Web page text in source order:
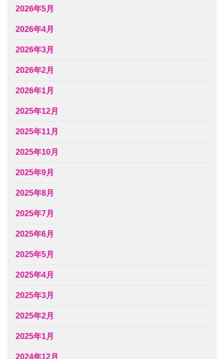
2026年5月
2026年4月
2026年3月
2026年2月
2026年1月
2025年12月
2025年11月
2025年10月
2025年9月
2025年8月
2025年7月
2025年6月
2025年5月
2025年4月
2025年3月
2025年2月
2025年1月
2024年12月